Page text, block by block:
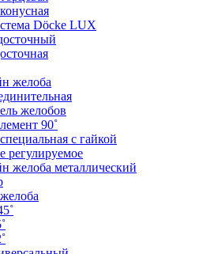
Döcke LUX
желоба
желобов
90˚
с гайкой
регулируемое
желоба металлический